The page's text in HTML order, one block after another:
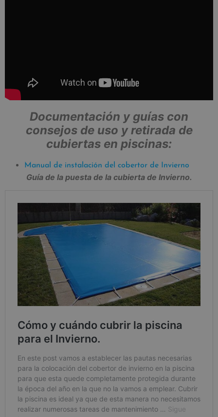
Documentación y guías con
consejos de uso y retirada de
cubiertas en piscinas:
Manual de instalación del cobertor de Invierno
Guía de la puesta de la cubierta de Invierno.